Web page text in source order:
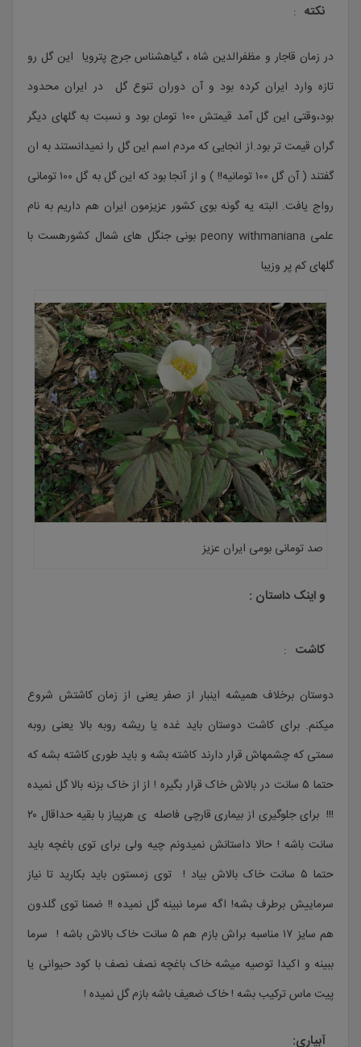
نکته :
در زمان قاجار و مظفرالدین شاه ، گیاهشناس جرج پترویا این گل رو
تازه وارد ایران کرده بود و آن دوران تنوع گل در ایران محدود
بود،وقتی این گل آمد قیمتش ۱۰۰ تومان بود و نسبت به گلهای دیگر
گران قیمت تر بود.از انجایی که مردم اسم این گل را نمیدانستند به ان
گفتند ( آن گل ۱۰۰ تومانیه!! ) و از آنجا بود که این گل به گل ۱۰۰ تومانی
رواج یافت. البته یه گونه بوی کشور عزیزمون ایران هم داریم به نام
علمی peony withmaniana بونی جنگل های شمال کشورهست با
گلهای کم پر وزیبا
صد تومانی بومی ایران عزیز
و اینک داستان :
کاشت :
دوستان برخلاف همیشه اینبار از صفر یعنی از زمان کاشتش شروع
میکنم. برای کاشت دوستان باید غده یا ریشه روبه بالا یعنی روبه
سمتی که چشمهاش قرار دارند کاشته بشه و باید طوری کاشته بشه که
حتما ۵ سانت در بالاش خاک قرار بگیره ! از از خاک بزنه بالا گل نمیده
!!! برای جلوگیری از بیماری قارچی فاصله ی هرپیاز با بقیه حداقال ۲۰
سانت باشه ! حالا داستانش نمیدونم چیه ولی برای توی باغچه باید
حتما ۵ سانت خاک بالاش بیاد ! توی زمستون باید بکارید تا نیاز
سرماییش برطرف بشه! اگه سرما نبینه گل نمیده !! ضمنا توی گلدون
هم سایز ۱۷ مناسبه براش بازم هم ۵ سانت خاک بالاش باشه ! سرما
ببینه و اکیدا توصیه میشه خاک باغچه نصف نصف با کود حیوانی یا
پیت ماس ترکیب بشه ! خاک ضعیف باشه بازم گل نمیده !
آبیاری: